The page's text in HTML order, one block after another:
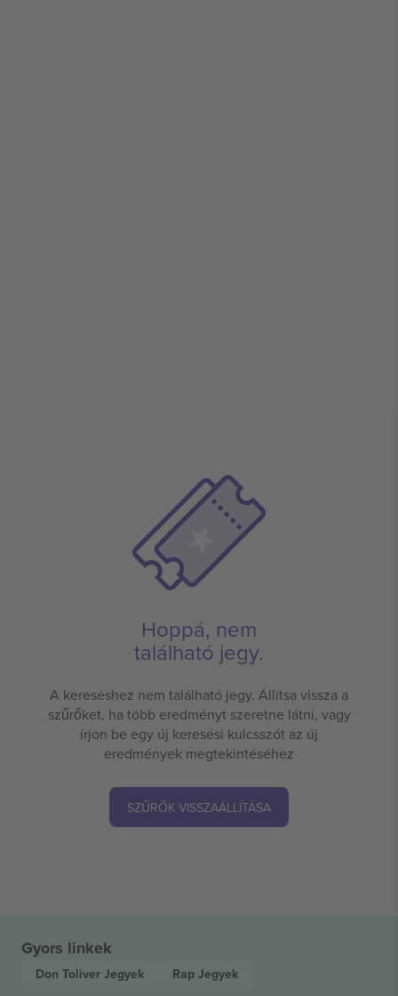
Hoppá, nem
található jegy.
A kereséshez nem található jegy. Állítsa vissza a
szűrőket, ha több eredményt szeretne látni, vagy
írjon be egy új keresési kulcsszót az új
eredmények megtekintéséhez
SZŰRŐK VISSZAÁLLÍTÁSA
Gyors linkek
Don Toliver Jegyek Rap Jegyek